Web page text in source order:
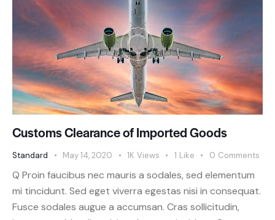
Customs Clearance of Imported Goods
Standard May 14, 2020 1K Views 1 Like 0 Comments
Q Proin faucibus nec mauris a sodales, sed elementum
mi tincidunt. Sed eget viverra egestas nisi in consequat.
Fusce sodales augue a accumsan. Cras sollicitudin,